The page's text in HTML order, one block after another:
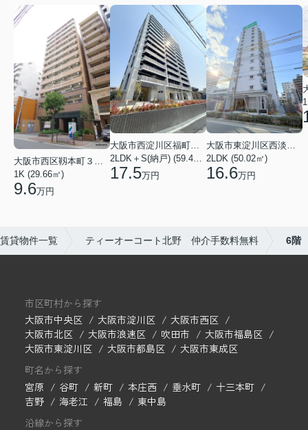
1K (29.66㎡)
9.6万円
17.5万円
2LDK (50.02㎡)
16.6万円
貸物件一覧 ティーオーコート北野 仲介手数料無料 6階
市区町村から探す
大阪市中央区
大阪市淀川区
大阪市西区
大阪市北区
大阪市浪速区 吹田市
大阪市福島区
大阪市東淀川区
大阪市都島区
大阪市東成区
町名から探す
宮原
谷町 新町 本庄西 垂水町
十三本町
吉野
海老江 福島
東中島
沿線から探す